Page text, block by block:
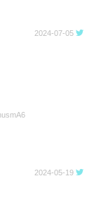
2024-07-05
2024-05-19